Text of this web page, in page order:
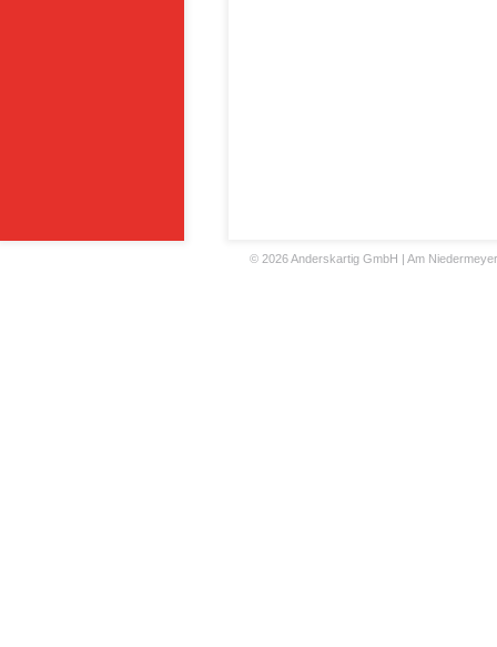
© 2026 Anderskartig GmbH | Am